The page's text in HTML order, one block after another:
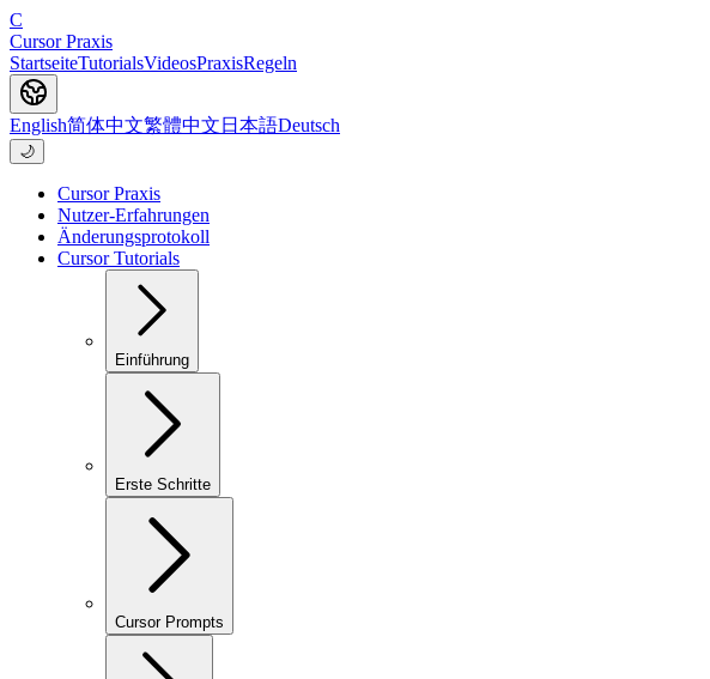
C
Cursor Praxis
StartseiteTutorialsVideosPraxisRegeln
English简体中文繁體中文 日本語Deutsch
🌙
Cursor Praxis
Nutzer-Erfahrungen
Änderungsprotokoll
Cursor Tutorials
Einführung
Erste Schritte
Cursor Prompts